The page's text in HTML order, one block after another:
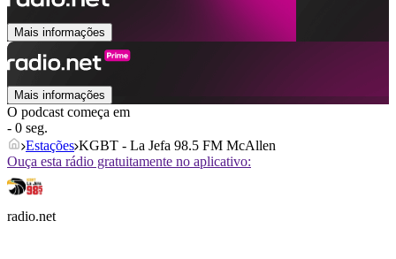
Mais informações
Mais informações
O podcast começa em
- 0 seg.
Estações KGBT - La Jefa 98.5 FM McAllen
Ouça esta rádio gratuitamente no aplicativo:
radio.net